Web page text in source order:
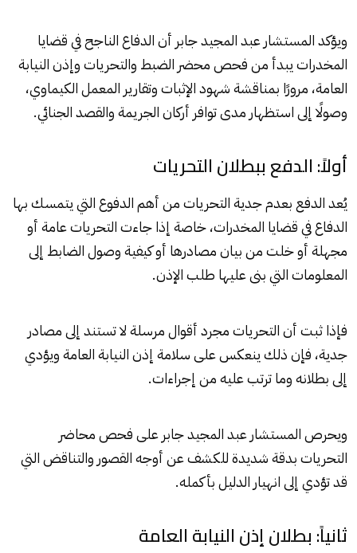
ويؤكد المستشار عبد المجيد جابر أن الدفاع الناجح في قضايا
المخدرات يبدأ من فحص محضر الضبط والتحريات وإذن النيابة
العامة، مرورًا بمناقشة شهود الإثبات وتقارير المعمل الكيماوي،
وصولًا إلى استظهار مدى توافر أركان الجريمة والقصد الجنائي.
أولاً: الدفع ببطلان التحريات
يُعد الدفع بعدم جدية التحريات من أهم الدفوع التي يتمسك بها
الدفاع في قضايا المخدرات، خاصة إذا جاءت التحريات عامة أو
مجهلة أو خلت من بيان مصادرها أو كيفية وصول الضابط إلى
المعلومات التي بنى عليها طلب الإذن.
فإذا ثبت أن التحريات مجرد أقوال مرسلة لا تستند إلى مصادر
جدية، فإن ذلك ينعكس على سلامة إذن النيابة العامة ويؤدي
إلى بطلانه وما ترتب عليه من إجراءات.
ويحرص المستشار عبد المجيد جابر على فحص محاضر
التحريات بدقة شديدة للكشف عن أوجه القصور والتناقض التي
قد تؤدي إلى انهيار الدليل بأكمله.
ثانياً: بطلان إذن النيابة العامة